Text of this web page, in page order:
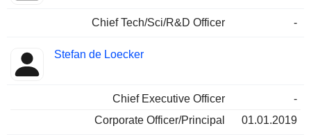
Chief Tech/Sci/R&D Officer -
Stefan de Loecker
Chief Executive Officer
-
Corporate Officer/Principal
01.01.2019